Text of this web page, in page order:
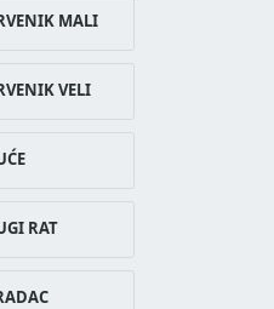
MALI
VELI
RAT